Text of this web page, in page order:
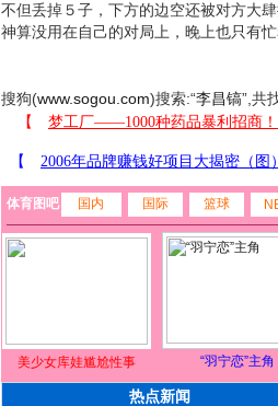
不但丢掉５子，下方的边空还被对方大
神算没用在自己的对局上，晚上也只有
搜狗(www.sogou.com)搜索:“李昌镐”,共
体育图吧 国内 国际 篮球
美少女库娃尴尬性事 “羽宁恋”主角
热点新闻